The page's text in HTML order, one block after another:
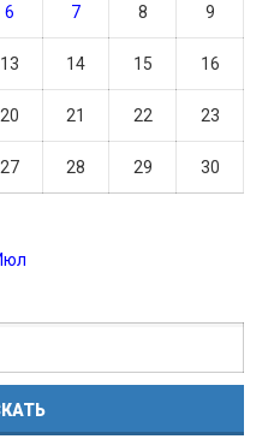
6 7 8 9
13 14 15 16
20 21 22 23
27 28 29 30